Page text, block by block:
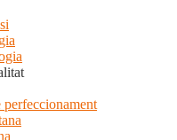
perfeccionament